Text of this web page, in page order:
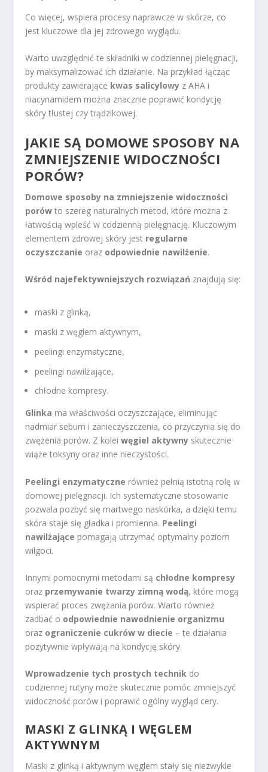
Co więcej, wspiera procesy naprawcze w skórze, co
jest kluczowe dla jej zdrowego wyglądu.
Warto uwzględnić te składniki w codziennej pielęgnacji,
by maksymalizować ich działanie. Na przykład łącząc
produkty zawierające kwas salicylowy z AHA i
niacynamidem można znacznie poprawić kondycję
skóry tłustej czy trądzikowej.
JAKIE SĄ DOMOWE SPOSOBY NA
ZMNIEJSZENIE WIDOCZNOŚCI
PORÓW?
Domowe sposoby na zmniejszenie widoczności
porów to szereg naturalnych metod, które można z
łatwością wpleść w codzienną pielęgnację. Kluczowym
elementem zdrowej skóry jest regularne
oczyszczanie oraz odpowiednie nawilżenie.
Wśród najefektywniejszych rozwiązań znajdują się:
maski z glinką,
maski z węglem aktywnym,
peelingi enzymatyczne,
peelingi nawilżające,
chłodne kompresy.
Glinka ma właściwości oczyszczające, eliminując
nadmiar sebum i zanieczyszczenia, co przyczynia się do
zwężenia porów. Z koleiwęgiel aktywny skutecznie
wiąże toksyny oraz inne nieczystości.
Peelingi enzymatyczne również pełnią istotną rolę w
domowej pielęgnacji. Ich systematyczne stosowanie
pozwala pozbyć się martwego naskórka, a dzięki temu
skóra staje się gładka i promienna. Peelingi
nawilżające pomagają utrzymać optymalny poziom
wilgoci.
Innymi pomocnymi metodami są chłodne kompresy
oraz przemywanie twarzy zimną wodą, które mogą
wspierać proces zwężania porów. Warto również
zadbać o odpowiednie nawodnienie organizmu
oraz ograniczenie cukrów w diecie – te działania
pozytywnie wpływają na kondycję skóry.
Wprowadzenie tych prostych technik do
codziennej rutyny może skutecznie pomóc zmniejszyć
widoczność porów i poprawić ogólny wygląd cery.
MASKI Z GLINKĄ I WĘGLEM
AKTYWNYM
Maski z glinką i aktywnym węglem stały się niezwykle